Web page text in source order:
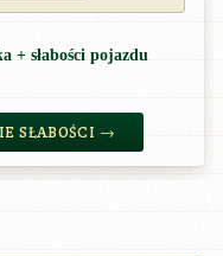
+ słabości pojazdu
SŁABOŚCI →